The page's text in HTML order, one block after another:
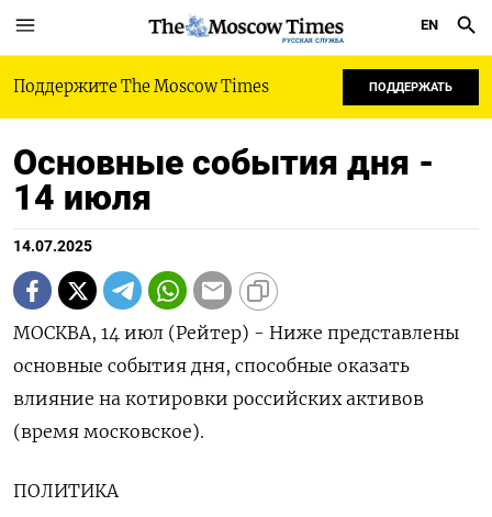
РУССКАЯ СЛУЖБА
EN
Поддержите The Moscow Times ПОДДЕРЖАТЬ
Основные события дня -
14 июля
14.07.2025
МОСКВА, 14 июл (Рейтер) - Ниже представлены
основные события дня, способные оказать
влияние на котировки российских активов
(время московское).
ПОЛИТИКА